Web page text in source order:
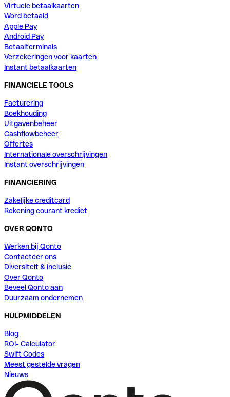
Virtuele betaalkaarten
Word betaald
Apple Pay
Android Pay
Betaalterminals
Verzekeringen voor kaarten
Instant betaalkaarten
FINANCIELE TOOLS
Facturering
Boekhouding
Uitgavenbeheer
Cashflowbeheer
Offertes
Internationale overschrijvingen
Instant overschrijvingen
FINANCIERING
Zakelijke creditcard
Rekening courant krediet
OVER QONTO
Werken bij Qonto
Contacteer ons
Diversiteit & inclusie
Over Qonto
Beveel Qonto aan
Duurzaam ondernemen
HULPMIDDELEN
Blog
ROI- Calculator
Swift Codes
Meest gestelde vragen
Nieuws